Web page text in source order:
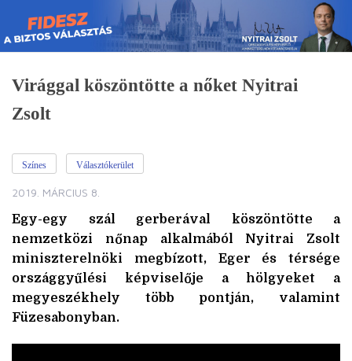
Skip
to
content
Virággal köszöntötte a nőket Nyitrai
Zsolt
Színes Választókerület
2019. MÁRCIUS 8.
Egy-egy szál gerberával köszöntötte a
nemzetközi nőnap alkalmából Nyitrai Zsolt
miniszterelnöki megbízott, Eger és térsége
országgyűlési képviselője a hölgyeket a
megyeszékhely több pontján, valamint
Füzesabonyban.